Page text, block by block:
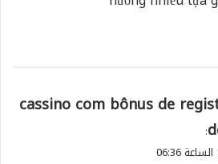
cassino com bônus de
: